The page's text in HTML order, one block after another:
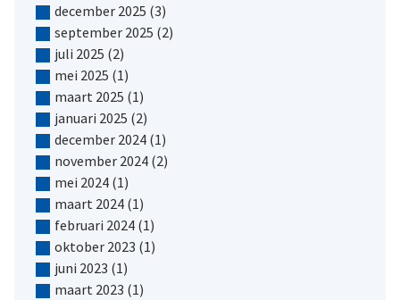
december 2025 (3)
september 2025 (2)
juli 2025 (2)
mei 2025 (1)
maart 2025 (1)
januari 2025 (2)
december 2024(1)
november 2024(2)
mei 2024(1)
maart 2024(1)
februari 2024(1)
oktober 2023 (1)
juni 2023 (1)
maart 2023 (1)